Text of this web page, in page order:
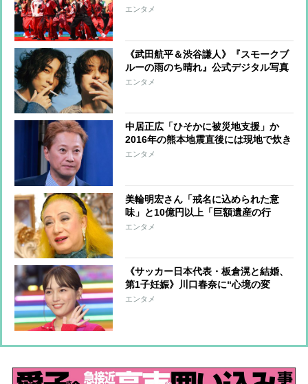
ト」が示す“韓国から世界へ”の覚悟
エンタメ
《武田航平＆渋谷謙人》『スモークブ
ルーの雨のち晴れ』公式デジタル写真
集アザーカットを一挙公開
エンタメ
中居正広「ひそかに被災地支援」か
2016年の熊本地震直後には現地で炊き
出し “誰にも知られなくて良い”と、
エンタメ
美輪明宏さん「戒名に込められた意
味」と10億円以上「巨額遺産の行
方」 つきっきりで私生活をサポート
エンタメ
《サッカー日本代表・板倉滉と結婚、
第1子妊娠》川口春奈に“心境の変
化”をもたらした主演映画『ママせ
エンタメ